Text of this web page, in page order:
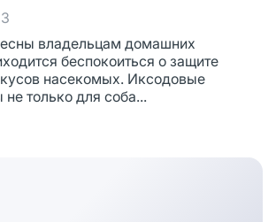
владельцам домашних
беспокоиться о защите
насекомых. Иксодовые
только для соба...